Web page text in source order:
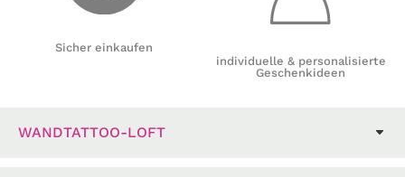
Sicher einkaufen
individuelle & personalisierte
Geschenkideen
WANDTATTOO-LOFT